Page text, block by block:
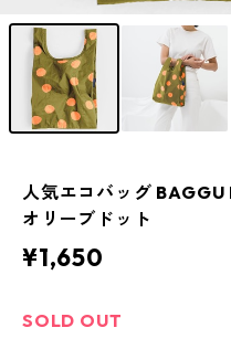
人気エコバッグ
オリーブドット
¥1,650
SOLD OUT